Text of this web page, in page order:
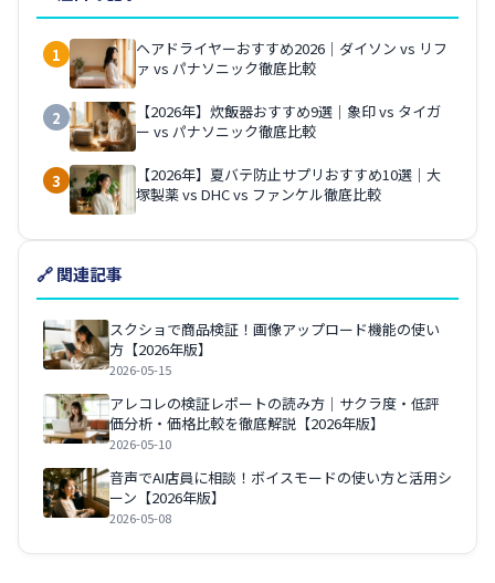
1
ヘアドライヤーおすすめ2026｜ダイソン vs リフ
ァ vs パナソニック徹底比較
2
【2026年】炊飯器おすすめ9選｜象印 vs タイガ
ー vs パナソニック徹底比較
3
【2026年】夏バテ防止サプリおすすめ10選｜大
塚製薬 vs DHC vs ファンケル徹底比較
🔗 関連記事
スクショで商品検証！画像アップロード機能の使い
方【2026年版】
2026-05-15
アレコレの検証レポートの読み方｜サクラ度・低評
価分析・価格比較を徹底解説【2026年版】
2026-05-10
音声でAI店員に相談！ボイスモードの使い方と活用シ
ーン【2026年版】
2026-05-08